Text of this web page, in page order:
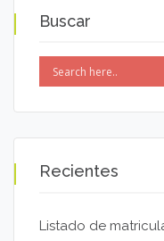
Buscar
Recientes
Listado de